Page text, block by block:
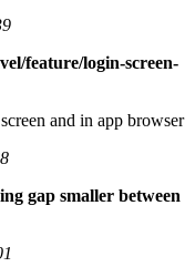
feature/login-screen-
and in app browser
gap smaller between